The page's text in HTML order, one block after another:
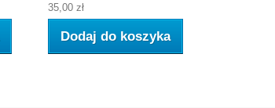
35,00 zł
Dodaj do koszyka